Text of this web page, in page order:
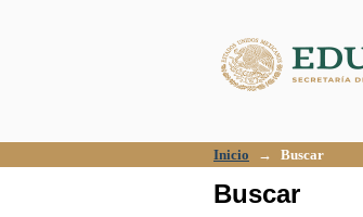
Inicio → Buscar
Buscar